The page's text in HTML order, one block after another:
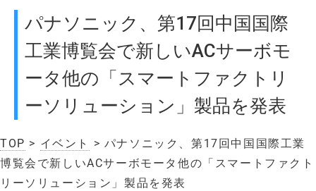
パナソニック、第17回中国国際
工業博覧会で新しいACサーボモ
ータ他の「スマートファクトリ
ーソリューション」製品を発表
TOP > イベント
> パナソニック、第17回中国国際工業
博覧会で新しいACサーボモータ他の「スマートファクト
リーソリューション」製品を発表